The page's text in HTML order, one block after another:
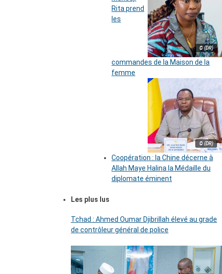
© (DR)
Rita prend
les
commandes de la Maison de la
femme
© (DR)
Coopération : la Chine décerne à
Allah Maye Halina la Médaille du
diplomate éminent
Les plus lus
Tchad : Ahmed Oumar Djibrillah élevé au grade
de contrôleur général de police